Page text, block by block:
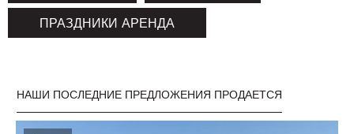
ПРАЗДНИКИ АРЕНДА
НАШИ ПОСЛЕДНИЕ ПРЕДЛОЖЕНИЯ ПРОДАЕТСЯ